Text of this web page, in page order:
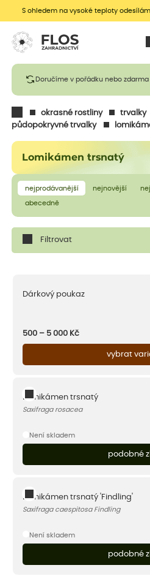
S ohledem na vysoké teploty
Doručíme v pořádku nebo
okrasné rostliny
trvalky
půdopokryvné trvalky
Lomikámen trsnatý
nejprodávanější nejnovější
abecedně
Filtrovat
Dárkový poukaz
500 – 5 000 Kč
vybrat
Lomikámen trsnatý
Saxifraga rosacea
Není skladem
podobné
Lomikámen trsnatý 'Findling'
Saxifraga caespitosa Findling
Není skladem
podobné